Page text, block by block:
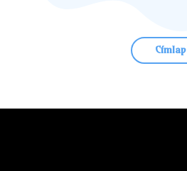
Címlap